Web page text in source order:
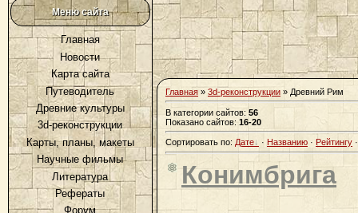
Меню сайта
Главная
Новости
Карта сайта
Путеводитель
Древние культуры
3d-реконструкции
Карты, планы, макеты
Научные фильмы
Литература
Рефераты
Форум
Главная » 3d-реконструкции » Древний Рим
В категории сайтов: 56
Показано сайтов: 16-20
Сортировать по: Дате · Названию · Рейтингу
Конимбрига